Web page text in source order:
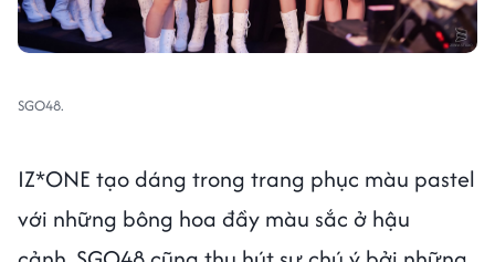
SGO48.
IZ*ONE tạo dáng trong trang phục màu pastel
với những bông hoa đầy màu sắc ở hậu